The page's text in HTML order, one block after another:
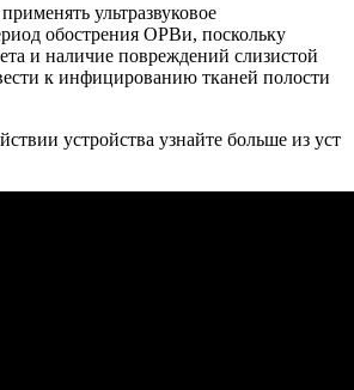
ультразвуковое
обострения ОРВи, поскольку
и наличие повреждений слизистой
к инфицированию тканей полости
устройства узнайте больше из уст